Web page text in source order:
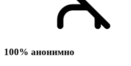
100% анонимно